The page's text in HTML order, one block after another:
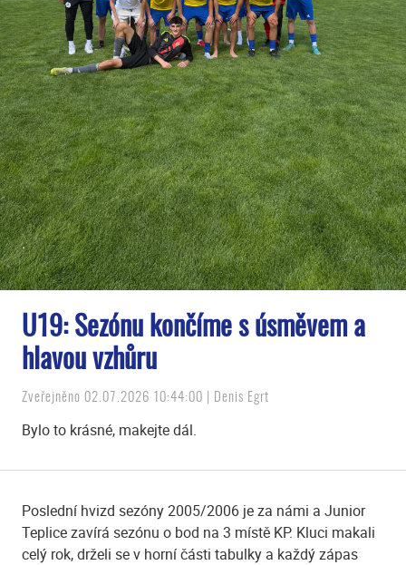
U19: Sezónu končíme s úsměvem a
hlavou vzhůru
Zveřejněno 02.07.2026 10:44:00 | Denis Egrt
Bylo to krásné, makejte dál.
Poslední hvizd sezóny 2005/2006 je za námi a Junior
Teplice zavírá sezónu o bod na 3 místě KP. Kluci makali
celý rok, drželi se v horní části tabulky a každý zápas